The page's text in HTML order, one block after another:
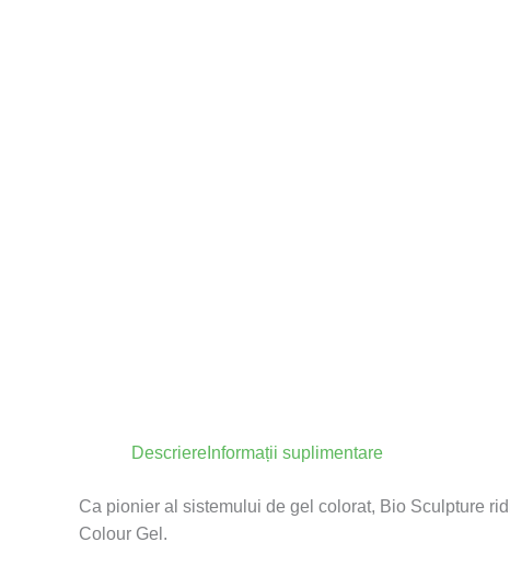
Descriere Informații suplimentare
Ca pionier al sistemului de gel colorat, Bio Sculpture
Colour Gel.